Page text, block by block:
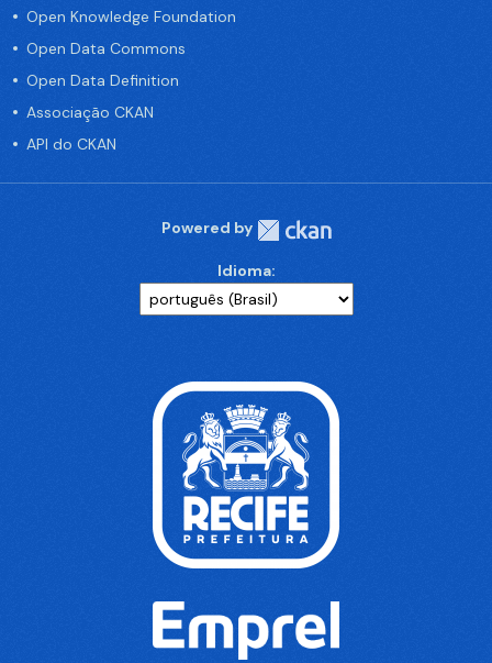
Open Knowledge Foundation
Open Data Commons
Open Data Definition
Associação CKAN
API do CKAN
Powered by
Idioma